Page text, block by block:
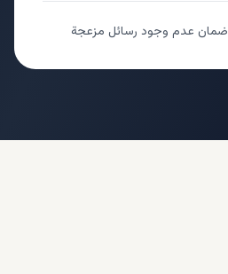
ضمان عدم وجود رسائل مزعجة